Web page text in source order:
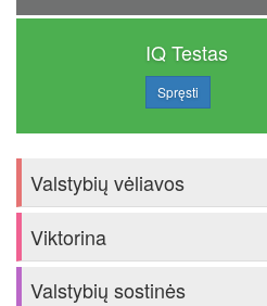
IQ Testas
Spręsti
Valstybių vėliavos
Viktorina
Valstybių sostinės